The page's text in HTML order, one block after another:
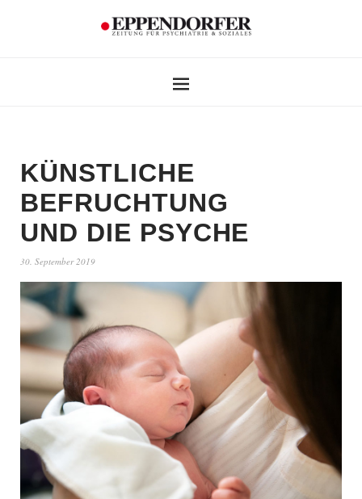
KÜNSTLICHE
BEFRUCHTUNG
UND DIE PSYCHE
30. September 2019